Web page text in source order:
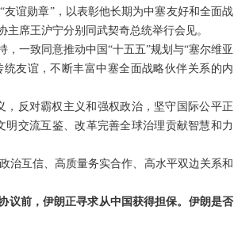
谊勋章”，以表彰他长期为中塞友好和全面战
席王沪宁分别同武契奇总统举行会见。
一致同意推动中国“十五五”规划与“塞尔维亚
友谊，不断丰富中塞全面战略伙伴关系的内
反对霸权主义和强权政治，坚守国际公平正
交流互鉴、改革完善全球治理贡献智慧和力
治互信、高质量务实合作、高水平双边关系和
议前，伊朗正寻求从中国获得担保。伊朗是否